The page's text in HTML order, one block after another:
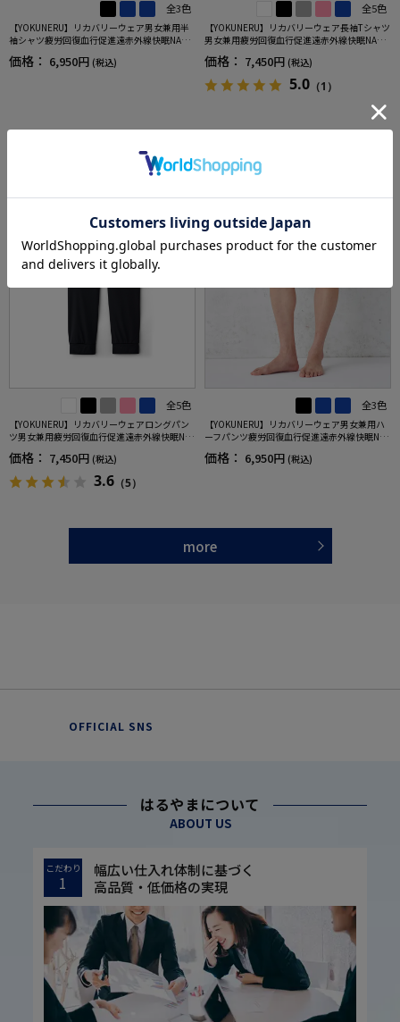
全3色
【YOKUNERU】リカバリーウェア男女兼用半
袖シャツ疲労回復血行促進遠赤外線快眠NANO
MIX(R)【一般医療機器】SS～LLサイズ
価格： 6,950円 (税込)
全5色
【YOKUNERU】リカバリーウェア長袖Tシャツ
男女兼用疲労回復血行促進遠赤外線快眠NANO
MIX(R)【一般医療機器】SS～LLサイズ
価格： 7,450円 (税込)
5.0 （1）
全5色
【YOKUNERU】リカバリーウェアロングパン
ツ男女兼用疲労回復血行促進遠赤外線快眠NA
NOMIX(R)【一般医療機器】SS～LLサイズ
価格： 7,450円 (税込)
3.6 （5）
全3色
【YOKUNERU】リカバリーウェア男女兼用ハ
ーフパンツ疲労回復血行促進遠赤外線快眠NA
NOMIX(R)【一般医療機器】SS～LLサイズ
価格： 6,950円 (税込)
more
OFFICIAL SNS
はるやまについて
ABOUT US
こだわり
1
幅広い仕入れ体制に基づく
高品質・低価格の実現